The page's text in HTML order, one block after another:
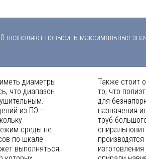
повысить максимальные
диаметры
что диапазон
из ПЭ –
среды не
по шкале
выполняться
Также стоит
то, что
для
назначения
труб